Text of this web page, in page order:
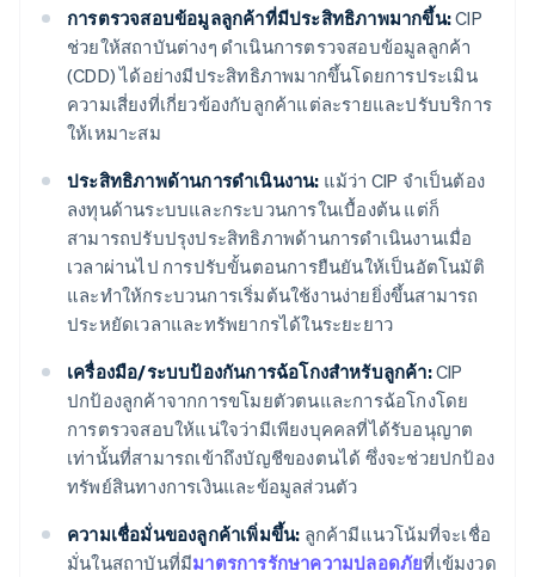
การตรวจสอบข้อมูลลูกค้าที่มีประสิทธิภาพมากขึ้น:CIP
ช่วยให้สถาบันต่างๆ ดำเนินการตรวจสอบข้อมูลลูกค้า
(CDD) ได้อย่างมีประสิทธิภาพมากขึ้นโดยการประเมิน
ความเสี่ยงที่เกี่ยวข้องกับลูกค้าแต่ละรายและปรับบริการ
ให้เหมาะสม
ประสิทธิภาพด้านการดำเนินงาน: แม้ว่า CIP จำเป็นต้อง
ลงทุนด้านระบบและกระบวนการในเบื้องต้น แต่ก็
สามารถปรับปรุงประสิทธิภาพด้านการดำเนินงานเมื่อ
เวลาผ่านไป การปรับขั้นตอนการยืนยันให้เป็นอัตโนมัติ
และทำให้กระบวนการเริ่มต้นใช้งานง่ายยิ่งขึ้นสามารถ
ประหยัดเวลาและทรัพยากรได้ในระยะยาว
เครื่องมือ/ระบบป้องกันการฉ้อโกงสำหรับลูกค้า:CIP
ปกป้องลูกค้าจากการขโมยตัวตนและการฉ้อโกงโดย
การตรวจสอบให้แน่ใจว่ามีเพียงบุคคลที่ได้รับอนุญาต
เท่านั้นที่สามารถเข้าถึงบัญชีของตนได้ ซึ่งจะช่วยปกป้อง
ทรัพย์สินทางการเงินและข้อมูลส่วนตัว
ความเชื่อมั่นของลูกค้าเพิ่มขึ้น: ลูกค้ามีแนวโน้มที่จะเชื่อ
มั่นในสถาบันที่มีมาตรการรักษาความปลอดภัยที่เข้มงวด